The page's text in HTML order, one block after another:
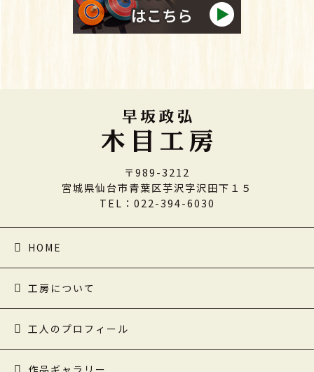
〒989-3212
宮城県仙台市青葉区芋沢字沢田下１５
TEL：022-394-6030
HOME
工房について
工人のプロフィール